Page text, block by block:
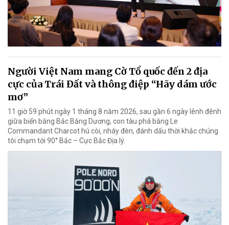
Người Việt Nam mang Cờ Tổ quốc đến 2 địa
cực của Trái Đất và thông điệp “Hãy dám ước
mơ”
11 giờ 59 phút ngày 1 tháng 8 năm 2026, sau gần 6 ngày lênh đênh
giữa biển băng Bắc Băng Dương, con tàu phá băng Le
Commandant Charcot hú còi, nháy đèn, đánh dấu thời khắc chúng
tôi chạm tới 90° Bắc – Cực Bắc Địa lý.